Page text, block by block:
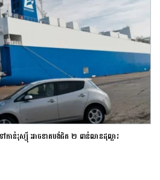
ាលអាម៉េរិកកំពុងជះឥទ្ធិពលអាក្រក់ដល់ប្រទេសមាន